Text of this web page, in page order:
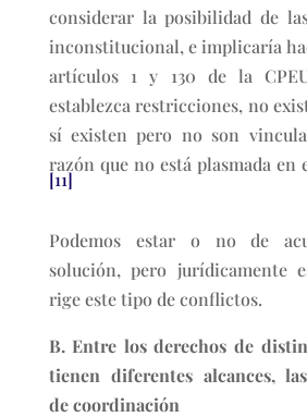
considerar la posibilidad de
inconstitucional, e implicaría
artículos 1 y 130 de la
establezca restricciones, no
sí existen pero no son
razón que no está plasmada
[11]
Podemos estar o no de
solución, pero jurídicamente
rige este tipo de conflictos.
B. Entre los derechos de
tienen diferentes alcances,
de coordinación